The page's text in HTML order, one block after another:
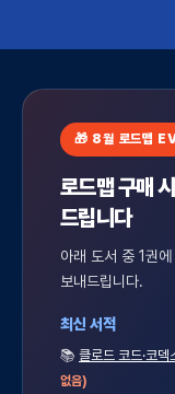
🎁 8월 로드맵
로드맵 구매
드립니다
아래 도서 중 1권
보내드립니다.
최신 서적
📚 클로드 코드·코
없음)